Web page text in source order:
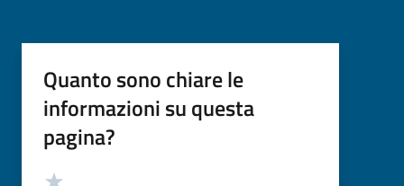
Quanto sono chiare le
informazioni su questa
pagina?
Valutazione